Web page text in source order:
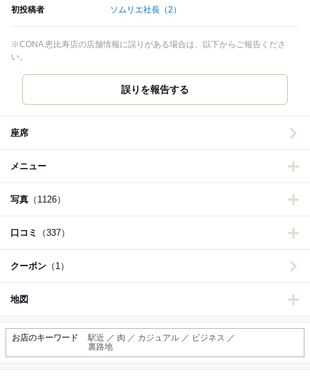
初投稿者 ソムリエ社長 （2）
※CONA 恵比寿店の店舗情報に誤りがある場合は、以下からご報告くださ
い。
誤りを報告する
座席
メニュー
写真 （1126）
口コミ （337）
クーポン （1）
地図
お店のキーワード
駅近 ／ 肉 ／ カジュアル ／ ビジネス ／
裏路地